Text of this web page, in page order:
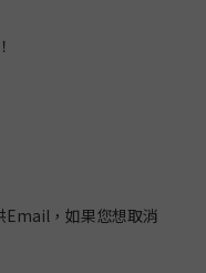
Email，如果您想取消